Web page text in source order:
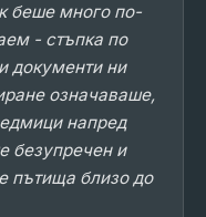
беше много по-
- стъпка по
документи ни
означаваше,
напред
безупречен и
пътища близо до